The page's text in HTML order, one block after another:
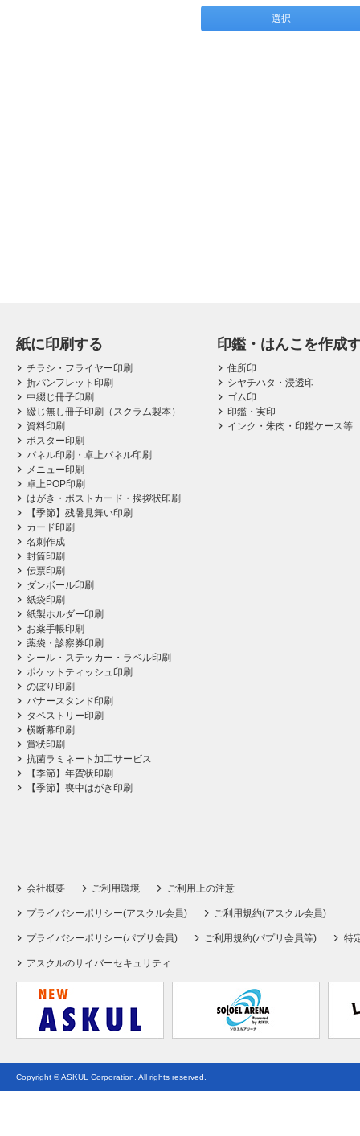
選択
紙に印刷する
チラシ・フライヤー印刷
折パンフレット印刷
中綴じ冊子印刷
綴じ無し冊子印刷（スクラム製本）
資料印刷
ポスター印刷
パネル印刷・卓上パネル印刷
メニュー印刷
卓上POP印刷
はがき・ポストカード・挨拶状印刷
【季節】残暑見舞い印刷
カード印刷
名刺作成
封筒印刷
伝票印刷
ダンボール印刷
紙袋印刷
紙製ホルダー印刷
お薬手帳印刷
薬袋・診察券印刷
シール・ステッカー・ラベル印刷
ポケットティッシュ印刷
のぼり印刷
バナースタンド印刷
タペストリー印刷
横断幕印刷
賞状印刷
抗菌ラミネート加工サービス
【季節】年賀状印刷
【季節】喪中はがき印刷
印鑑・はんこを作成
住所印
シヤチハタ・浸透印
ゴム印
印鑑・実印
インク・朱肉・印鑑ケース等
会社概要 ご利用環境 ご利用上の注意
プライバシーポリシー(アスクル会員) ご利用規約(アスクル会員)
プライバシーポリシー(パプリ会員) ご利用規約(パプリ会員等) 特
アスクルのサイバーセキュリティ
Copyright © ASKUL Corporation. All rights reserved.